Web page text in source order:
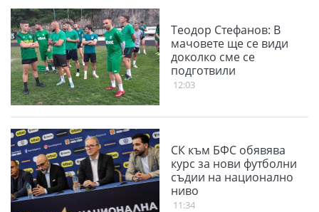
Теодор Стефанов: В
мачовете ще се види
доколко сме се
подготвили
12:03
СК към БФС обявява
курс за нови футболни
съдии на национално
ниво
11:34